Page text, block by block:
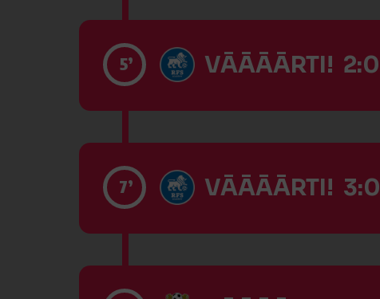
5’ VĀĀĀĀRTI! 2:0
7’ VĀĀĀĀRTI! 3:0